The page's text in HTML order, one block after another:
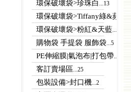
環保破壞袋>珍珠白 ...13
環保破壞袋>Tiffany綠&蘋果綠
環保破壞袋>粉紅&天藍...76
購物袋 手提袋 服飾袋...5
PE伸縮膜|氣泡布|打包帶...7
客訂賣場區...25
包裝設備>封口機...2